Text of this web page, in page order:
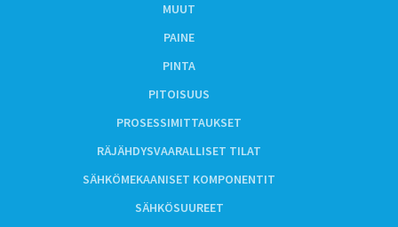
MUUT
PAINE
PINTA
PITOISUUS
PROSESSIMITTAUKSET
RÄJÄHDYSVAARALLISET TILAT
SÄHKÖMEKAANISET KOMPONENTIT
SÄHKÖSUUREET